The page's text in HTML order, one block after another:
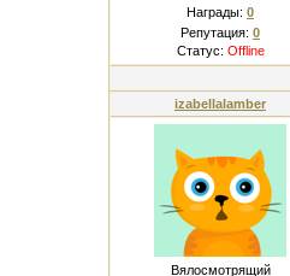
Награды: 0
Репутация: 0
Статус: Offline
izabellalamber
Вялосмотрящий